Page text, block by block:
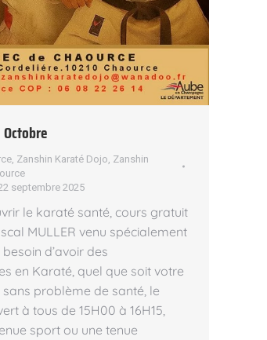
Zanshin Karaté Dojo Zanshin
septembre 2025
le karaté santé, cours gratuit
MULLER venu spécialement
besoin d’avoir des
en Karaté, quel que soit votre
sans problème de santé, le
à tous de 15H00 à 16H15,
sport ou une tenue